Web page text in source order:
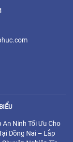
An Ninh Tối Ưu Cho
Đồng Nai – Lắp